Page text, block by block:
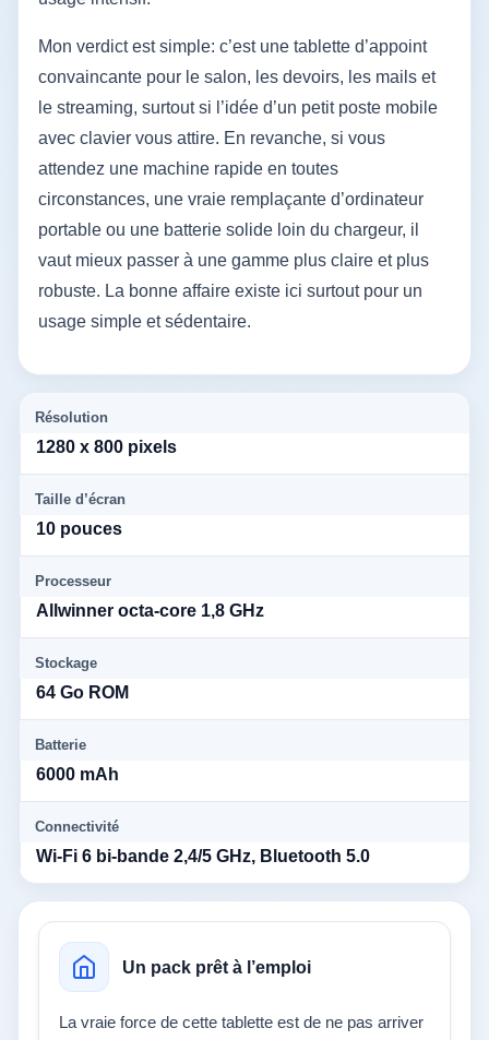
Mon verdict est simple: c’est une tablette d’appoint
convaincante pour le salon, les devoirs, les mails et
le streaming, surtout si l’idée d’un petit poste mobile
avec clavier vous attire. En revanche, si vous
attendez une machine rapide en toutes
circonstances, une vraie remplaçante d’ordinateur
portable ou une batterie solide loin du chargeur, il
vaut mieux passer à une gamme plus claire et plus
robuste. La bonne affaire existe ici surtout pour un
usage simple et sédentaire.
Résolution
1280 x 800 pixels
Taille d’écran
10 pouces
Processeur
Allwinner octa-core 1,8 GHz
Stockage
64 Go ROM
Batterie
6000 mAh
Connectivité
Wi‑Fi 6 bi-bande 2,4/5 GHz, Bluetooth 5.0
Un pack prêt à l’emploi
La vraie force de cette tablette est de ne pas arriver